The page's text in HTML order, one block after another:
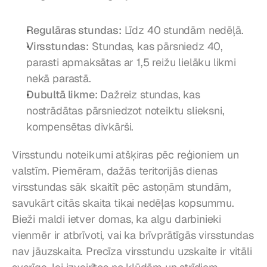
Regulāras stundas: Līdz 40 stundām nedēļā.
Virsstundas: Stundas, kas pārsniedz 40,
parasti apmaksātas ar 1,5 reižu lielāku likmi
nekā parastā.
Dubultā likme: Dažreiz stundas, kas
nostrādātas pārsniedzot noteiktu slieksni,
kompensētas divkārši.
Virsstundu noteikumi atšķiras pēc reģioniem un
valstīm. Piemēram, dažās teritorijās dienas
virsstundas sāk skaitīt pēc astoņām stundām,
savukārt citās skaita tikai nedēļas kopsummu.
Bieži maldi ietver domas, ka algu darbinieki
vienmēr ir atbrīvoti, vai ka brīvprātīgās virsstundas
nav jāuzskaita. Precīza virsstundu uzskaite ir vitāli